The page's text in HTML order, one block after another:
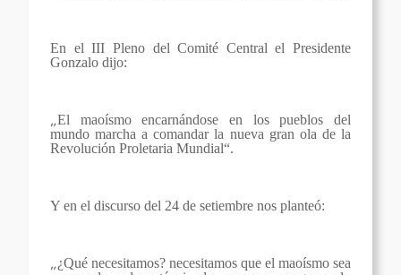
En el III Pleno del Comité Central el Presidente
Gonzalo dijo:
„El maoísmo encarnándose en los pueblos del
mundo marcha a comandar la nueva gran ola de la
Revolución Proletaria Mundial“.
Y en el discurso del 24 de setiembre nos planteó:
„¿Qué necesitamos? necesitamos que el maoísmo sea